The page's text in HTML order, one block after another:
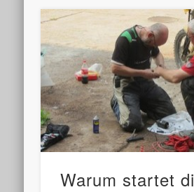
Warum startet